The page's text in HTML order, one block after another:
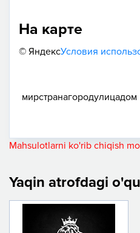
На карте
© ЯндексУсловия
мирстранагородулицадом
Mahsulotlarni ko'rib chiqish
Yaqin atrofdagi